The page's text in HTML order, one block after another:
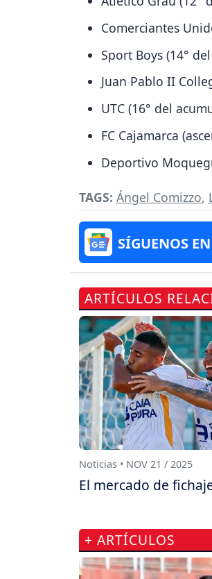
Comerciantes
Sport Boys (14°
Juan Pablo II
UTC (16° del
FC Cajamarca
Deportivo
TAGS: Ángel Comizzo,
SÍGUENOS
ARTÍCULOS
Noticias • NOV 21 / 2025
El mercado de
+ ARTÍCULOS